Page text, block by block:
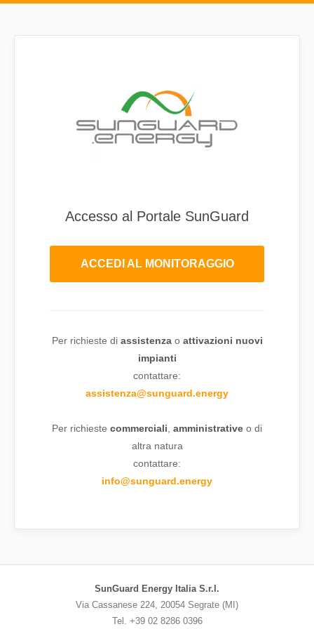
Accesso al Portale SunGuard
ACCEDI AL MONITORAGGIO
Per richieste di assistenzao attivazioni nuovi
impianti
contattare:
assistenza@sunguard.energy
Per richieste commerciali amministrative o di
altra natura
contattare:
info@sunguard.energy
SunGuard Energy Italia S.r.l.
Via Cassanese 224, 20054 Segrate (MI)
Tel. +39 02 8286 0396